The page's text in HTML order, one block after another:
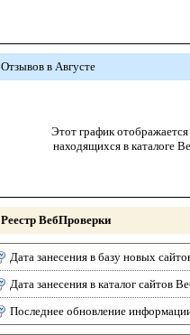
Отзывов в Августе
Этот график отображается
находящихся в каталоге
Реестр ВебПроверки
Дата занесения в базу новых
Дата занесения в каталог сайтов
Последнее обновление